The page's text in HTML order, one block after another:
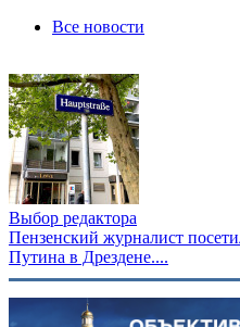
Все новости
Выбор редактора
Пензенский журналист
Путина в Дрездене....